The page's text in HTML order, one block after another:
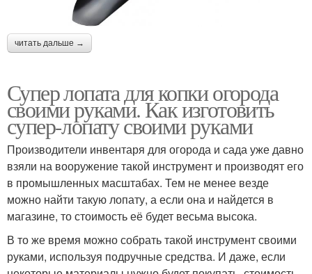
читать дальше →
Супер лопата для копки огорода
своими руками. Как изготовить
супер-лопату своими руками
Производители инвентаря для огорода и сада уже давно
взяли на вооружение такой инструмент и производят его
в промышленных масштабах. Тем не менее везде
можно найти такую лопату, а если она и найдется в
магазине, то стоимость её будет весьма высока.
В то же время можно собрать такой инструмент своими
руками, используя подручные средства. И даже, если